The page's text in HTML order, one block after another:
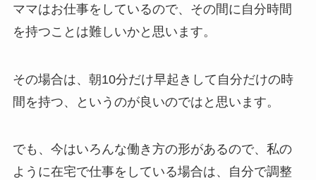
ママはお仕事をしているので、その間に自分時間
を持つことは難しいかと思います。
その場合は、朝10分だけ早起きして自分だけの時
間を持つ、というのが良いのではと思います。
でも、今はいろんな働き方の形があるので、私の
ように在宅で仕事をしている場合は、自分で調整